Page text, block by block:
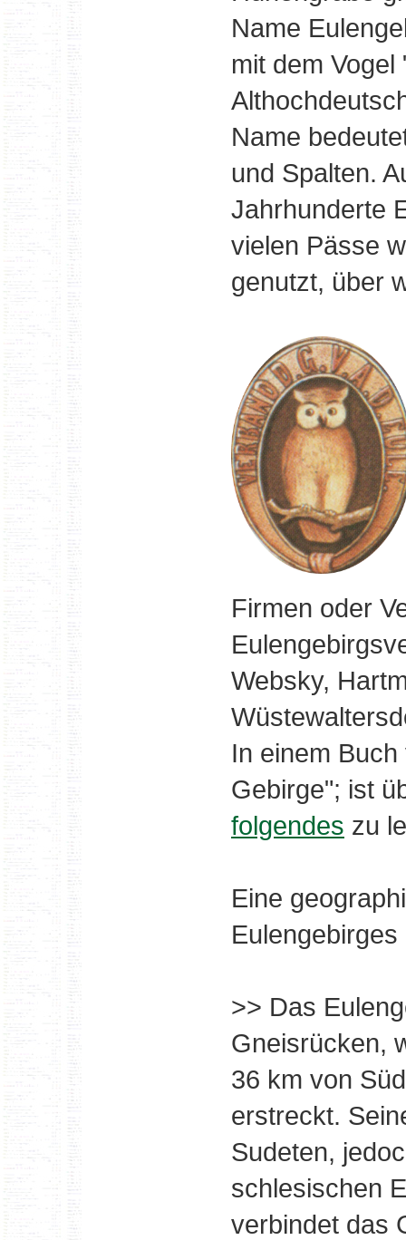
Name
mit dem
Name
und Spalten.
Jahrhunderte
vielen Pässe
genutzt, über
Firmen oder
Websky,
In einem
Gebirge"; ist
folgendes zu
Eine
>> Das
Gneisrücken,
36 km von
erstreckt.
Sudeten,
schlesischen
verbindet das